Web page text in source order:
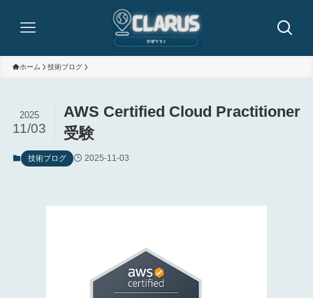
ホーム 技術ブログ
AWS Certified Cloud Practitioner
受験
2025
11/03
技術ブログ 2025-11-03